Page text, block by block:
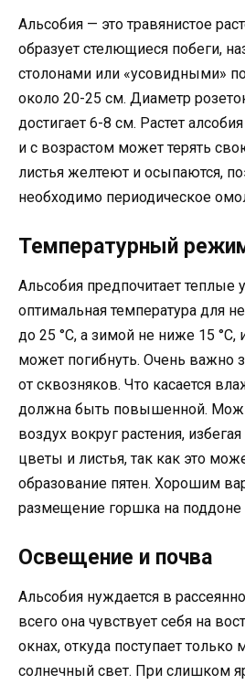
Альсобия — это травянистое
образует стелющиеся побеги,
столонами или «усовидными»
около 20-25 см. Диаметр
достигает 6-8 см. Растет
и с возрастом может терять
листья желтеют и осыпаются,
необходимо периодическое
Температурный
Альсобия предпочитает теплые
оптимальная температура для
до 25 °C, а зимой не ниже 15 °C,
может погибнуть. Очень важно
от сквозняков. Что касается
должна быть повышенной.
воздух вокруг растения,
цветы и листья, так как это
образование пятен. Хорошим
размещение горшка на поддоне
Освещение и почва
Альсобия нуждается в
всего она чувствует себя на
окнах, откуда поступает только
солнечный свет. При слишком